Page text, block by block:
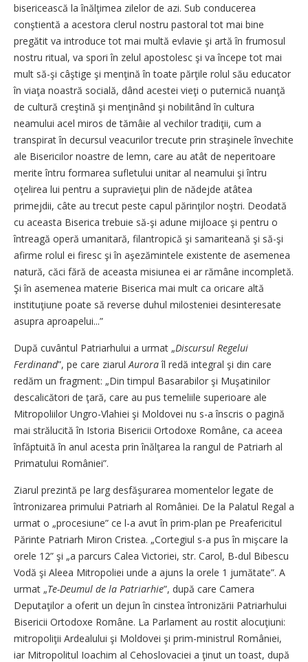
bisericească la înălţimea zilelor de azi. Sub conducerea
conştientă a acestora clerul nostru pastoral tot mai bine
pregătit va introduce tot mai multă evlavie şi artă în frumosul
nostru ritual, va spori în zelul apostolesc şi va începe tot mai
mult să-şi câştige şi menţină în toate părţile rolul său educator
în viaţa noastră socială, dând acestei vieţi o puternică nuanţă
de cultură creştină şi menţinând şi nobilitând în cultura
neamului acel miros de tămâie al vechilor tradiţii, cum a
transpirat în decursul veacurilor trecute prin straşinele învechite
ale Bisericilor noastre de lemn, care au atât de neperitoare
merite întru formarea sufletului unitar al nea­mului şi întru
oţelirea lui pentru a supravieţui plin de nădejde atâtea
primejdii, câte au trecut peste capul părinţilor noştri. Deodată
cu aceasta Biserica trebuie să-şi adune mijloace şi pentru o
întreagă operă umanitară, filantropică şi samariteană şi să-şi
afirme rolul ei firesc şi în aşezămintele existente de asemenea
natură, căci fără de aceasta misiunea ei ar rămâne incompletă.
Şi în asemenea materie Biserica mai mult ca oricare altă
instituţiune poate să reverse duhul milosteniei desin­teresate
asupra aproapelui...”
După cuvântul Patriarhului a urmat „Discursul Regelui
Ferdinand”, pe care ziarul Auroraîl redă integral şi din care
redăm un fragment: „Din timpul Basarabilor şi Muşatinilor
descalicători de ţară, care au pus temeliile superioare ale
Mitropoliilor Ungro-Vlahiei şi Moldovei nu s-a înscris o pagină
mai strălucită în Istoria Bisericii Ortodoxe Române, ca aceea
înfăptuită în anul acesta prin înălţarea la rangul de Patriarh al
Primatului României”.
Ziarul prezintă pe larg desfăşurarea momentelor legate de
întronizarea primului Patriarh al României. De la Palatul Regal a
urmat o „procesiune” ce l-a avut în prim-plan pe Preafericitul
Părinte Patriarh Miron Cristea. „Cortegiul s-a pus în mişcare la
orele 12” şi „a parcurs Calea Victoriei, str. Carol, B-dul Bibescu
Vodă şi Aleea Mitropoliei unde a ajuns la orele 1 jumătate”. A
urmat „Te-Deumul de la Patriarhie”, după care Camera
Deputaţilor a oferit un dejun în cinstea întronizării Patriarhului
Bisericii Ortodoxe Române. La Parlament au rostit alocuţiuni:
mitropoliţii Ardealului şi Moldovei şi prim-ministrul României,
iar Mitropolitul Ioachim al Cehoslovaciei a ţinut un toast, după